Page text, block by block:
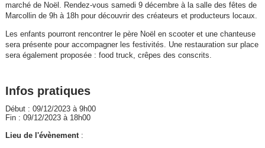
marché de Noël. Rendez-vous samedi 9 décembre à la salle des fêtes de
Marcollin de 9h à 18h pour découvrir des créateurs et producteurs locaux.
Les enfants pourront rencontrer le père Noël en scooter et une chanteuse
sera présente pour accompagner les festivités. Une restauration sur place
sera également proposée : food truck, crêpes des conscrits.
Infos pratiques
Début : 09/12/2023 à 9h00
Fin : 09/12/2023 à 18h00
Lieu de l'évènement: